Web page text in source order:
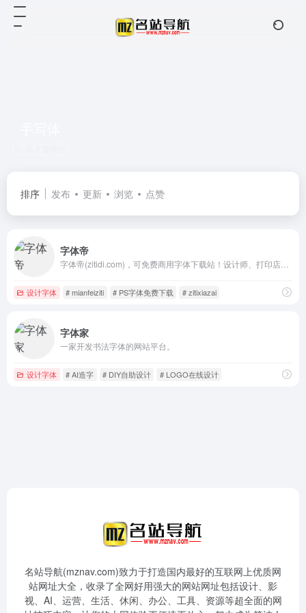
排序 发布 更新 浏览 点赞
字体帝
设计字体 # mianfeiziti # PS字体免费下载 # zitixiazai
字体家
一家开发书法字体的网站平台。
设计字体 # AI造字 # DIY自助设计 # LOGO在线设计
名站导航(mznav.com)致力于打造国内最好的互联网上优质网
站网址大全，收录了全网好用强大的网站网址包括设计、影
视、AI、运营、生活、休闲、办公、工具、资源等超全面的网